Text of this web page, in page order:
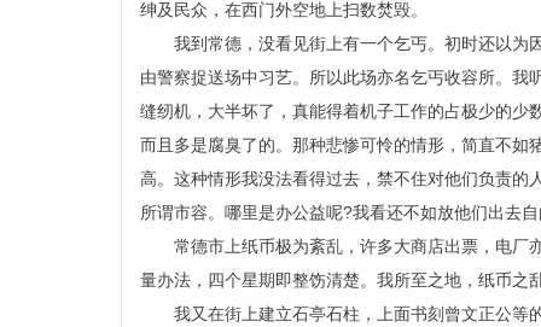
绅及民众，在西门外空地上扫数焚毁。
我到常德，没看见街上有一个乞丐。初时还以为
由警察捉送场中习艺。所以此场亦名乞丐收容所。
缝纫机，大半坏了，真能得着机子工作的占极少的
而且多是腐臭了的。那种悲惨可怜的情形，简直不
高。这种情形我没法看得过去，禁不住对他们负责
所谓市容。哪里是办公益呢?我看还不如放他们出去
常德市上纸币极为紊乱，许多大商店出票，电厂
量办法，四个星期即整饬清楚。我所至之地，纸币
我又在街上建立石亭石柱，上面书刻曾文正公等